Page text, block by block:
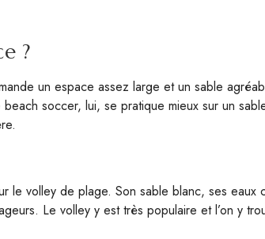
?
un espace assez large et un sable
soccer, lui, se pratique mieux sur un
volley de plage. Son sable blanc, ses eaux
Le volley y est très populaire et l’on y